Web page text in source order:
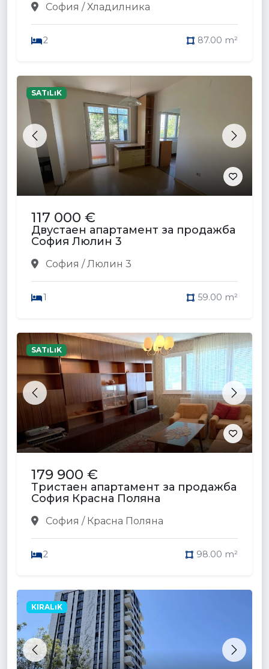
София / Хладилника
2 87.00 m²
Previous Next
SATıLıK
117 000 €
Двустаен апартамент за продажба
София Люлин 3
София / Люлин 3
1 59.00 m²
Previous Next
SATıLıK
179 900 €
Тристаен апартамент за продажба
София Красна Поляна
София / Красна Поляна
2 98.00 m²
Previous Next
KIRALıK